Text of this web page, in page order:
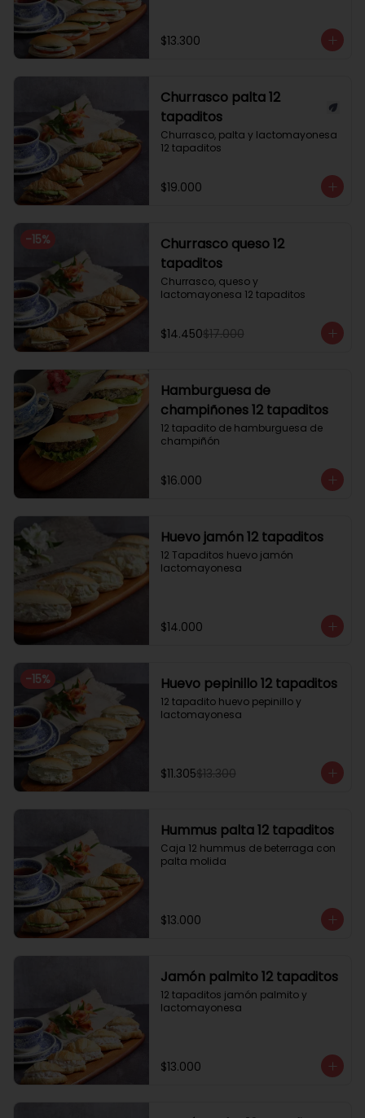
$13.300
Churrasco palta 12
tapaditos
Churrasco, palta y lactomayonesa
12 tapaditos
$19.000
-15%
Churrasco queso 12
tapaditos
Churrasco, queso y
lactomayonesa 12 tapaditos
$14.450$17.000
Hamburguesa de
champiñones 12 tapaditos
12 tapadito de hamburguesa de
champiñón
$16.000
Huevo jamón 12 tapaditos
12 Tapaditos huevo jamón
lactomayonesa
$14.000
-15% Huevo pepinillo 12 tapaditos
12 tapadito huevo pepinillo y
lactomayonesa
$11.305$13.300
Hummus palta 12 tapaditos
Caja 12 hummus de beterraga con
palta molida
$13.000
Jamón palmito 12 tapaditos
12 tapaditos jamón palmito y
lactomayonesa
$13.000